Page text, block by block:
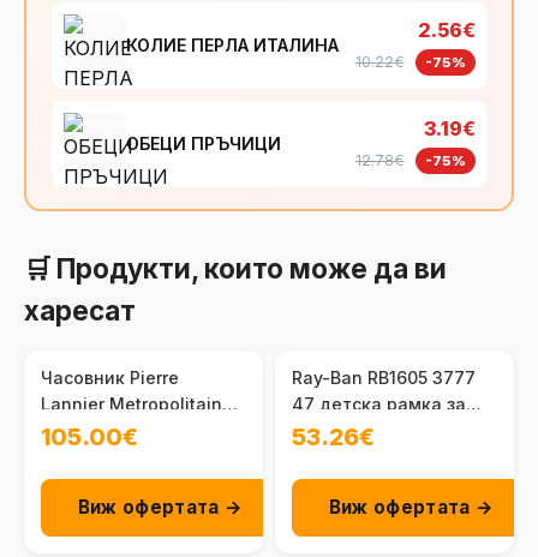
КОЛИЕ ПЕРЛА ИТАЛИНА
2.56€
10.22€ -75%
ОБЕЦИ ПРЪЧИЦИ
3.19€
12.78€ -75%
🛒 Продукти, които може да ви
харесат
Часовник Pierre
Lannier Metropolitain
248D439
105.00€
Виж офертата →
Ray-Ban RB1605 3777
47 детска рамка за
очила за момиче 8 - 12
53.26€
Виж офертата →